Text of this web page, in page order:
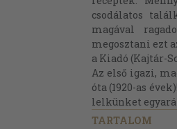
csodálatos
magával
megosztani ezt
a Kiadó (Kajtár-
Az első igazi,
óta (1920-as
lelkünket
TARTALOM